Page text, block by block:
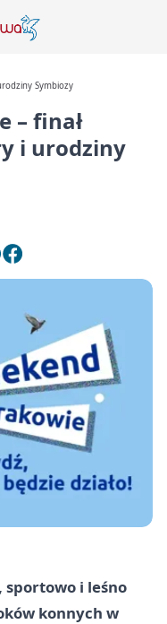
Symbiozy
– finał
i urodziny
sportowo i leśno
konnych w